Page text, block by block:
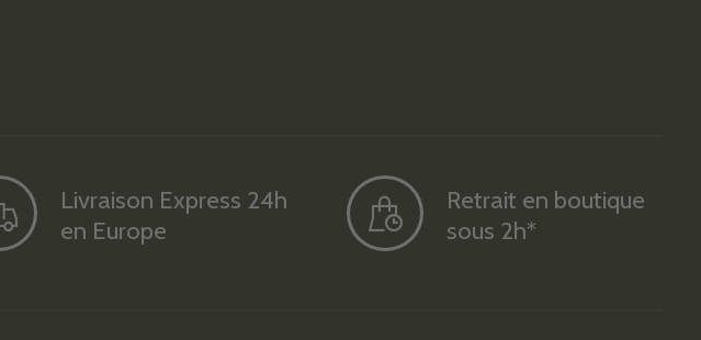
Livraison Express 24h
en Europe
Retrait en boutique
sous 2h*